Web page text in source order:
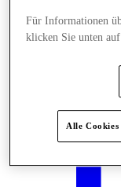
Für Informationen
klicken Sie unten
Alle Cookies